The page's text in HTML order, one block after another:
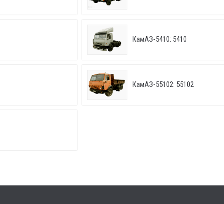
КамАЗ-5410: 5410
КамАЗ-55102: 55102